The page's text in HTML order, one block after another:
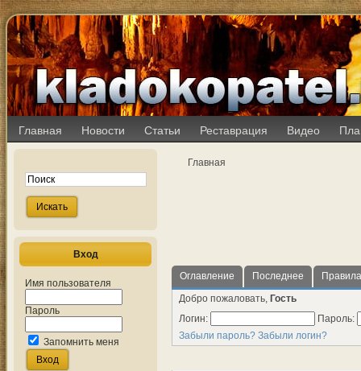
Главная Новости Статьи Реставрация Видео
Вход
Имя пользователя
Пароль
Запомнить меня
Главная
Оглавление Последнее
Правила
Добро пожаловать, Гость
Логин:
Пароль:
Забыли пароль? Забыли логин?